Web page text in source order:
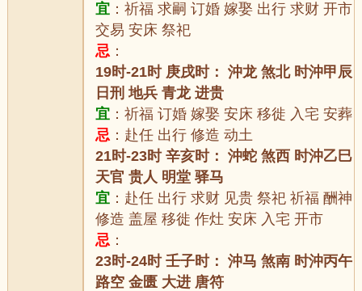
宜 ：祈福 求嗣 订婚 嫁娶 出行 求财 开市
交易 安床 祭祀
忌 ：
19时-21时 庚戌时： 沖龙 煞北 时沖甲辰
日刑 地兵 青龙 进贵
宜 ：祈福 订婚 嫁娶 安床 移徙 入宅 安葬
忌 ：赴任 出行 修造 动土
21时-23时 辛亥时： 沖蛇 煞西 时沖乙巳
天官 贵人 明堂 驿马
宜 ：赴任 出行 求财 见贵 祭祀 祈福 酬神
修造 盖屋 移徙 作灶 安床 入宅 开市
忌 ：
23时-24时 壬子时： 沖马 煞南 时沖丙午
路空 金匮 大进 唐符